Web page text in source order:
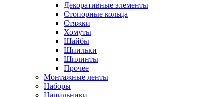
Декоративные элементы
Стопорные кольца
Стяжки
Хомуты
Шайбы
Шпильки
Шплинты
Прочее
Монтажные ленты
Наборы
Напильники